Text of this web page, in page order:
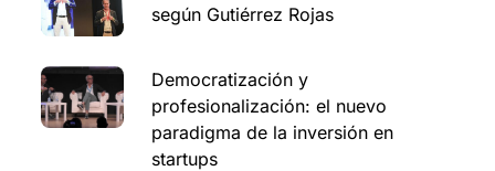
según Gutiérrez Rojas
Democratización y
profesionalización: el nuevo
paradigma de la inversión en
startups